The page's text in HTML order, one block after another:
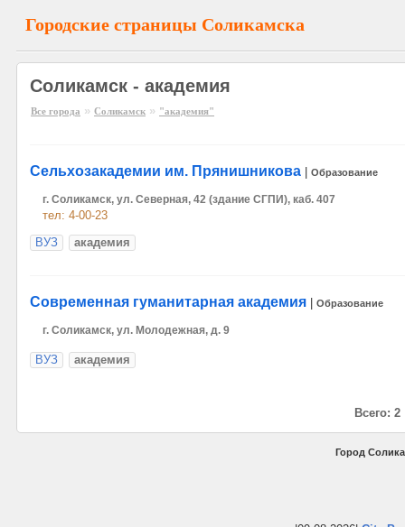
Городские страницы Соликамска
Соликамск - академия
Все города » Соликамск » "академия"
Сельхозакадемии им. Прянишникова Образование
г. Соликамск, ул. Северная, 42 (здание СГПИ), каб. 407
тел: 4-00-23
ВУЗ
академия
Современная гуманитарная академия Образование
г. Соликамск, ул. Молодежная, д. 9
ВУЗ академия
Всего: 2
Город